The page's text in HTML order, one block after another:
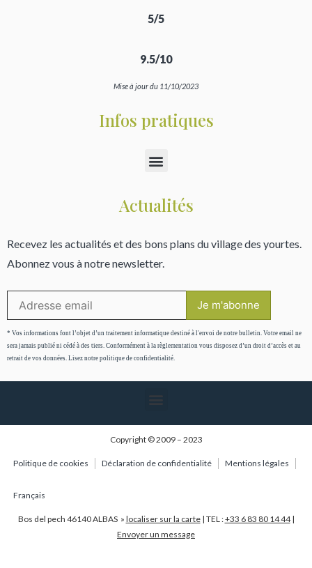
5/5
9.5/10
Mise à jour du 11/10/2023
Infos pratiques
Actualités
Recevez les actualités et des bons plans du village des yourtes.
Abonnez vous à notre newsletter.
* Vos informations font l’objet d’un traitement informatique destiné à l'envoi de notre bulletin. Votre email ne
sera jamais publié ni cédé à des tiers. Conformément à la règlementation vous disposez d’un droit d’accès et au
retrait de vos données. Lisez notre politique de confidentialité.
Copyright © 2009 – 2023
Politique de cookies Déclaration de confidentialité Mentions légales
Français
Bos del pech 46140 ALBAS » localiser sur la carte| TEL :+33 6 83 80 14 44|
Envoyer un message